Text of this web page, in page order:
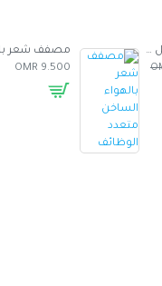
طاولة كمبيوتر على شكل Z- لون بيج
9.500 OMR